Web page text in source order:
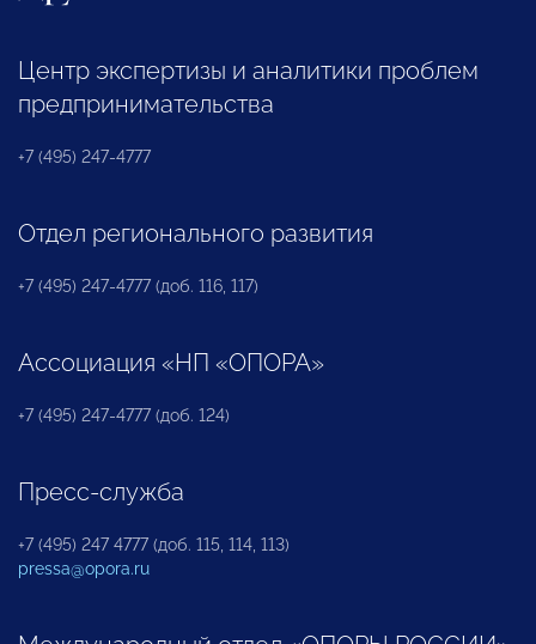
Центр экспертизы и аналитики проблем
предпринимательства
+7 (495) 247-4777
Отдел регионального развития
+7 (495) 247-4777 (доб. 116, 117)
Ассоциация «НП «ОПОРА»
+7 (495) 247-4777 (доб. 124)
Пресс-служба
+7 (495) 247 4777 (доб. 115, 114, 113)
pressa@opora.ru